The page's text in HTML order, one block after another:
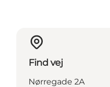
Find vej
Nørregade 2A